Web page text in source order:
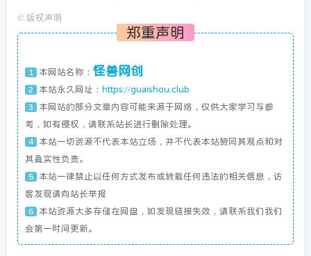
© 版权声明
郑重声明
1 本网站名称： 怪兽网创
2 本站永久网址： https://guaishou.club
3
本网站的部分文章内容可能来源于网络，仅供大家学习与参
考，如有侵权，请联系站长进行删除处理。
4
本站一切资源不代表本站立场，并不代表本站赞同其观点和对
其真实性负责。
5
本站一律禁止以任何方式发布或转载任何违法的相关信息，访
客发现请向站长举报
6
本站资源大多存储在网盘，如发现链接失效，请联系我们我们
会第一时间更新。